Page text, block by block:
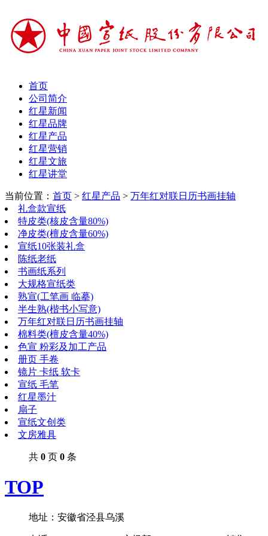
首页
公司简介
红星新闻
红星品牌
红星产品
红星营销
红星文旅
红星讲堂
当前位置： 首页 > 红星产品 > 万年红对联日历书画挂轴
礼盒款宣纸
特皮类(核皮含量80%)
净皮类(檀皮含量60%)
宣纸10张装礼盒
陈纸老纸
书画纸系列
大规格宣纸类
熟宣(工笔画 临摹)
半生熟(楷书小写意)
万年红对联日历书画挂轴
棉料类(檀皮含量40%)
色宣 粉彩及加工产品
册页 手卷
镜片 卡纸 软卡
宣纸 毛笔
红星墨汁
扇子
宣纸文创类
文房雅具
共 0 页 0 条
TOP
地址：安徽省泾县乌溪